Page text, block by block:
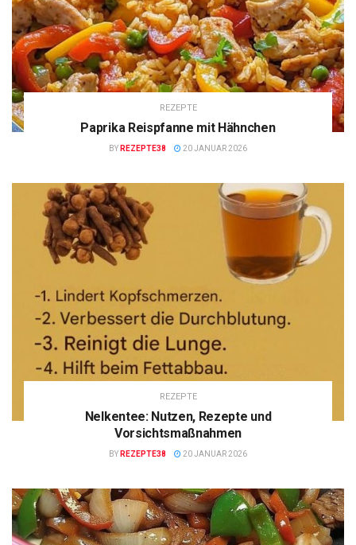
REZEPTE
Paprika Reispfanne mit Hähnchen
BY REZEPTE38 20 JANUAR 2026
REZEPTE
Nelkentee: Nutzen, Rezepte und
Vorsichtsmaßnahmen
BY REZEPTE38 20 JANUAR 2026